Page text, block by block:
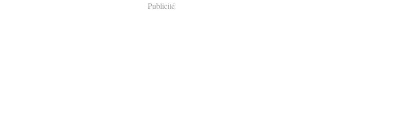
Publicité